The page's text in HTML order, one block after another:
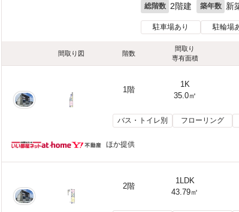
総階数 2階建 築年数 新
駐車場あり 駐輪場
間取り図 階数
間取り
専有面積
1階
1K
35.0㎡
バス・トイレ別 フローリング
ほか提供
2階
1LDK
43.79㎡